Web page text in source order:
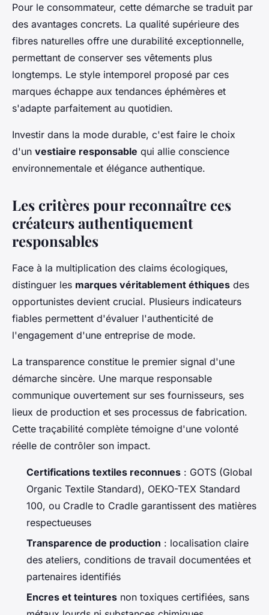
Pour le consommateur, cette démarche se traduit par
des avantages concrets. La qualité supérieure des
fibres naturelles offre une durabilité exceptionnelle,
permettant de conserver ses vêtements plus
longtemps. Le style intemporel proposé par ces
marques échappe aux tendances éphémères et
s'adapte parfaitement au quotidien.
Investir dans la mode durable, c'est faire le choix
d'un vestiaire responsable qui allie conscience
environnementale et élégance authentique.
Les critères pour reconnaître ces
créateurs authentiquement
responsables
Face à la multiplication des claims écologiques,
distinguer les marques véritablement éthiques des
opportunistes devient crucial. Plusieurs indicateurs
fiables permettent d'évaluer l'authenticité de
l'engagement d'une entreprise de mode.
La transparence constitue le premier signal d'une
démarche sincère. Une marque responsable
communique ouvertement sur ses fournisseurs, ses
lieux de production et ses processus de fabrication.
Cette traçabilité complète témoigne d'une volonté
réelle de contrôler son impact.
Certifications textiles reconnues : GOTS (Global
Organic Textile Standard), OEKO-TEX Standard
100, ou Cradle to Cradle garantissent des matières
respectueuses
Transparence de production : localisation claire
des ateliers, conditions de travail documentées et
partenaires identifiés
Encres et teintures non toxiques certifiées, sans